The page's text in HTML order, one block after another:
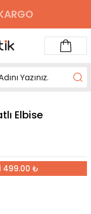
Elbise
499.00 ₺